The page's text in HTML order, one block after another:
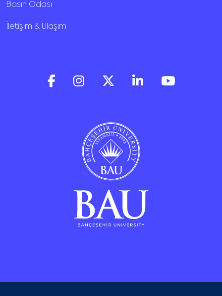
Basın Odası
İletişim & Ulaşım